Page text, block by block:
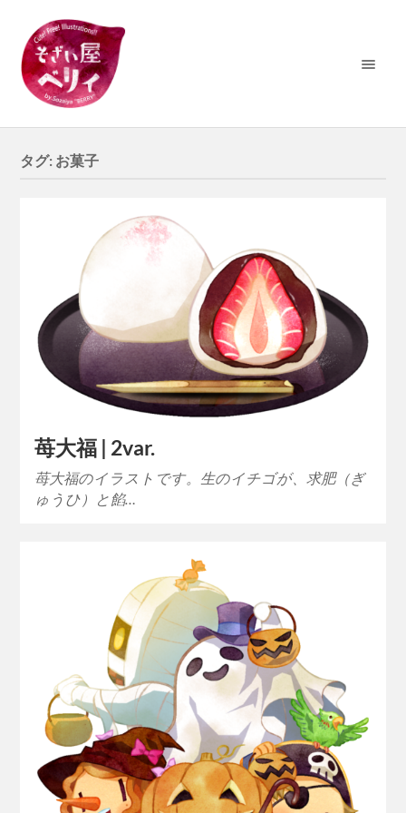
タグ: お菓子
苺大福 | 2var.
苺大福のイラストです。生のイチゴが、求肥（ぎ
ゅうひ）と餡…